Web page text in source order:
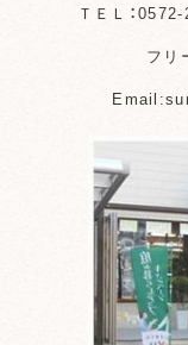
ＴＥＬ：
フリ